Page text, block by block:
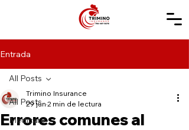
Entrada
All Posts
Medicare
All Posts
Errores comunes al
Trimino Insurance
29 jun 2 min de lectura